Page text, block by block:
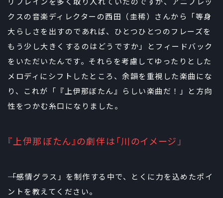
リフレインを多く取り入れていたのですが、アニプレッ
クスの音楽ディレクターの西田（圭稀）さんから「等身
大らしさを出すのであれば、ひとつひとつのフレーズを
もう少し大きくするのはどうですか」とフィードバック
をいただいたんです。それらを考慮してゆったりとした
メロディにシフトしたところ、余韻を重視した楽曲にな
り、これが「『上伊那ぼたん』らしい楽曲だ！」と方向
性をつかむ糸口になりました。
『上伊那ぼたん』の劇伴は「川のイメージ」
――「感情グラス」を制作する中で、とくに力を込めたポイ
ントを教えてください。